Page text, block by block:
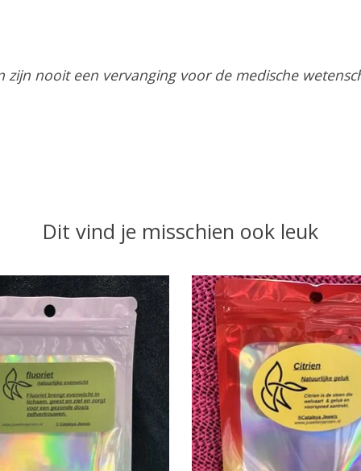
nooit een vervanging voor de medische
Dit vind je misschien ook leuk